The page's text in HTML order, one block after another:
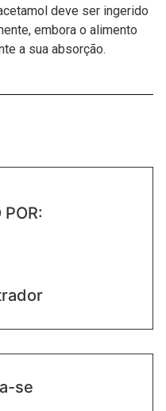
deve ser ingerido
embora o alimento
a sua absorção.
POR:
se